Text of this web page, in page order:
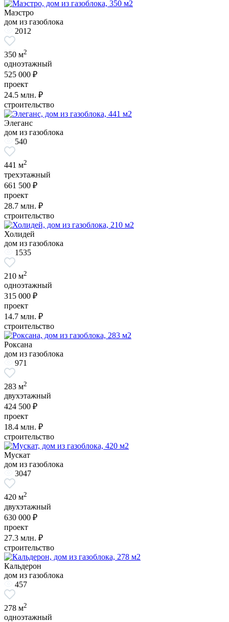
Маэстро
дом из газоблока
2012
350 м2
одноэтажный
525 000 ₽
проект
24.5 млн. ₽
строительство
Элеганс
дом из газоблока
540
441 м2
трехэтажный
661 500 ₽
проект
28.7 млн. ₽
строительство
Холидей
дом из газоблока
1535
210 м2
одноэтажный
315 000 ₽
проект
14.7 млн. ₽
строительство
Роксана
дом из газоблока
971
283 м2
двухэтажный
424 500 ₽
проект
18.4 млн. ₽
строительство
Мускат
дом из газоблока
3047
420 м2
двухэтажный
630 000 ₽
проект
27.3 млн. ₽
строительство
Кальдерон
дом из газоблока
457
278 м2
одноэтажный